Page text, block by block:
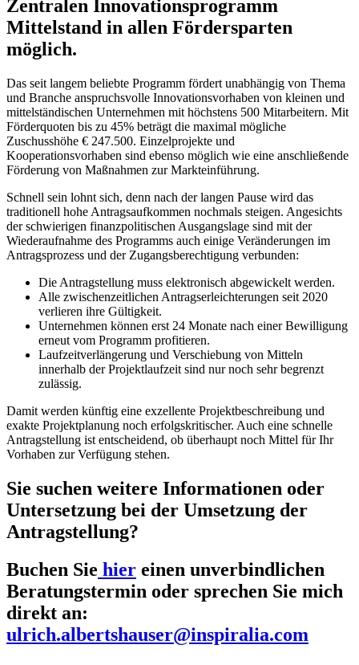
Zentralen Innovationsprogramm
Mittelstand in allen Fördersparten
möglich.
Das seit langem beliebte Programm fördert unabhängig von Thema
und Branche anspruchsvolle Innovationsvorhaben von kleinen und
mittelständischen Unternehmen mit höchstens 500 Mitarbeitern. Mit
Förderquoten bis zu 45% beträgt die maximal mögliche
Zuschusshöhe € 247.500. Einzelprojekte und
Kooperationsvorhaben sind ebenso möglich wie eine anschließende
Förderung von Maßnahmen zur Markteinführung.
Schnell sein lohnt sich, denn nach der langen Pause wird das
traditionell hohe Antragsaufkommen nochmals steigen. Angesichts
der schwierigen finanzpolitischen Ausgangslage sind mit der
Wiederaufnahme des Programms auch einige Veränderungen im
Antragsprozess und der Zugangsberechtigung verbunden:
Die Antragstellung muss elektronisch abgewickelt werden.
Alle zwischenzeitlichen Antragserleichterungen seit 2020
verlieren ihre Gültigkeit.
Unternehmen können erst 24 Monate nach einer Bewilligung
erneut vom Programm profitieren.
Laufzeitverlängerung und Verschiebung von Mitteln
innerhalb der Projektlaufzeit sind nur noch sehr begrenzt
zulässig.
Damit werden künftig eine exzellente Projektbeschreibung und
exakte Projektplanung noch erfolgskritischer. Auch eine schnelle
Antragstellung ist entscheidend, ob überhaupt noch Mittel für Ihr
Vorhaben zur Verfügung stehen.
Sie suchen weitere Informationen oder
Untersetzung bei der Umsetzung der
Antragstellung?
Buchen Sie hier einen unverbindlichen
Beratungstermin oder sprechen Sie mich
direkt an:
ulrich.albertshauser@inspiralia.com